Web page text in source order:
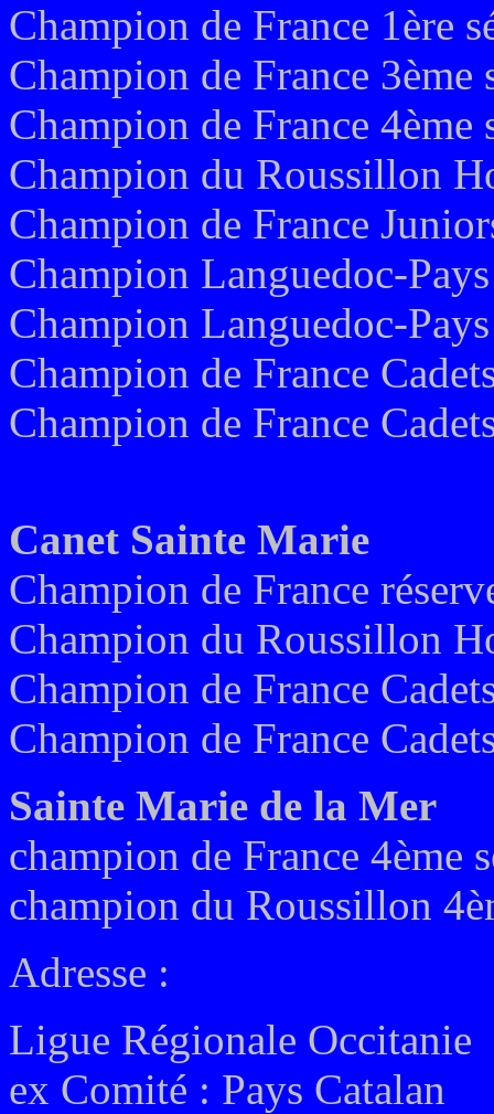
Champion de France 1ère
Champion de France 3ème
Champion de France 4ème
Champion du Roussillon
Champion de France
Champion Languedoc-
Champion Languedoc-
Champion de France
Champion de France
Canet Sainte Marie
Champion de France
Champion du Roussillon
Champion de France
Champion de France
Sainte Marie de la Mer
champion de France 4ème
champion du Roussillon
Adresse :
Ligue Régionale Occitanie
ex Comité : Pays Catalan